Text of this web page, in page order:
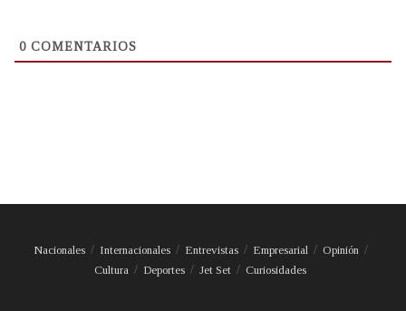
0 COMENTARIOS
Nacionales Internacionales Entrevistas Empresarial
Opinión
Cultura
Deportes Jet Set Curiosidades